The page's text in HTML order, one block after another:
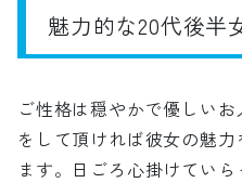
魅力的な20代後半
ご性格は穏やかで優しい
をして頂ければ彼女の魅
ます。日ごろ心掛けてい